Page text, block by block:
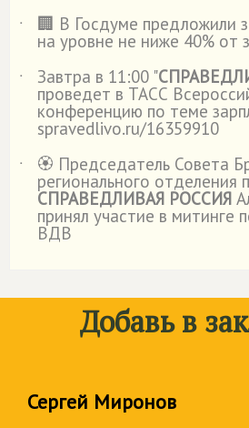
˙
🏢 В Госдуме предложили
на уровне не ниже 40% от
˙
Завтра в 11:00 "
проведет в ТАСС
конференцию по теме
spravedlivo.ru/16359910
˙
🏵️ Председатель Совета
регионального отделения
СПРАВЕДЛИВАЯ РОССИЯ
принял участие в митинге
ВДВ
Добавь в
Сергей Миронов